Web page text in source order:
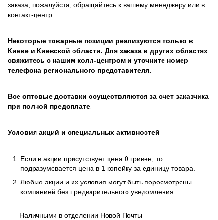
заказа, пожалуйста, обращайтесь к вашему менеджеру или в
контакт-центр.
Некоторые товарные позиции реализуются только в
Киеве и Киевской области. Для заказа в других областях
свяжитесь с нашим колл-центром и уточните номер
телефона регионального представителя.
Все оптовые доставки осуществляются за счет заказчика
при полной предоплате.
Условия акций и специальных активностей
Если в акции присутствует цена 0 гривен, то
подразумевается цена в 1 копейку за единицу товара.
Любые акции и их условия могут быть пересмотрены
компанией без предварительного уведомления.
Наличными в отделении Новой Почты